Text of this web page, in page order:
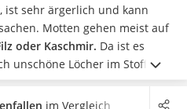
ist sehr ärgerlich und kann
Motten gehen meist auf
oder Kaschmir. Da ist es
unschöne Löcher im Stoff
recht kostspielig waren.Worauf
sollten: Wenn keine
im Vergleich